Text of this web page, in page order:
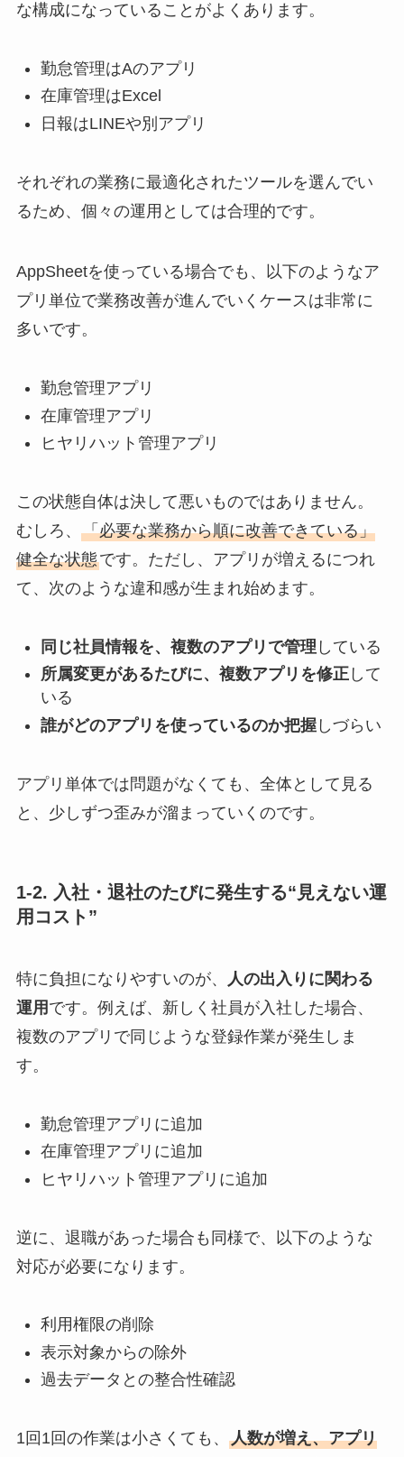
な構成になっていることがよくあります。
勤怠管理はAのアプリ
在庫管理はExcel
日報はLINEや別アプリ
それぞれの業務に最適化されたツールを選んでい
るため、個々の運用としては合理的です。
AppSheetを使っている場合でも、以下のようなア
プリ単位で業務改善が進んでいくケースは非常に
多いです。
勤怠管理アプリ
在庫管理アプリ
ヒヤリハット管理アプリ
この状態自体は決して悪いものではありません。
むしろ、 「必要な業務から順に改善できている」
健全な状態です。ただし、アプリが増えるにつれ
て、次のような違和感が生まれ始めます。
同じ社員情報を、複数のアプリで管理 している
所属変更があるたびに、複数アプリを修正して
いる
誰がどのアプリを使っているのか把握しづらい
アプリ単体では問題がなくても、全体として見る
と、少しずつ歪みが溜まっていくのです。
1-2. 入社・退社のたびに発生する“見えない運
用コスト”
特に負担になりやすいのが、
人の出入りに関わる
運用 です。例えば、新しく社員が入社した場合、
複数のアプリで同じような登録作業が発生しま
す。
勤怠管理アプリに追加
在庫管理アプリに追加
ヒヤリハット管理アプリに追加
逆に、退職があった場合も同様で、以下のような
対応が必要になります。
利用権限の削除
表示対象からの除外
過去データとの整合性確認
1回1回の作業は小さくても、 人数が増え、アプリ